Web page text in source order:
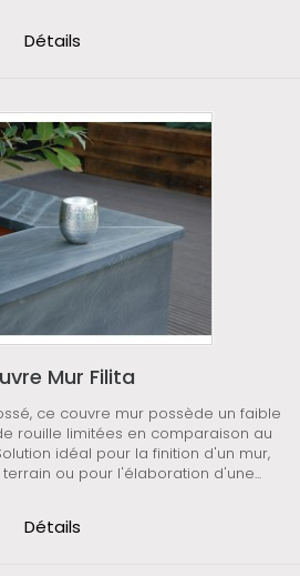
Détails
Mur Filita
ce couvre mur possède un faible
rouille limitées en comparaison au
idéal pour la finition d'un mur,
ou pour l'élaboration d'une...
Détails